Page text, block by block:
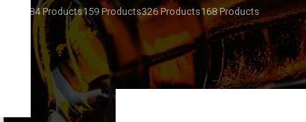
284 Products159 Products326 Products168 Products
Page 2